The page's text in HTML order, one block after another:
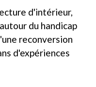
d'intérieur,
du handicap
reconversion
d'expériences